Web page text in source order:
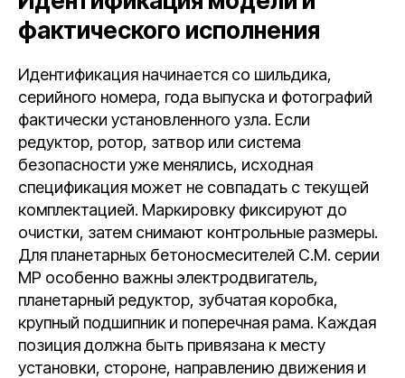
фактического исполнения
Идентификация начинается со шильдика,
серийного номера, года выпуска и фотографий
фактически установленного узла. Если
редуктор, ротор, затвор или система
безопасности уже менялись, исходная
спецификация может не совпадать с текущей
комплектацией. Маркировку фиксируют до
очистки, затем снимают контрольные размеры.
Для планетарных бетоносмесителей C.M. серии
MP особенно важны электродвигатель,
планетарный редуктор, зубчатая коробка,
крупный подшипник и поперечная рама. Каждая
позиция должна быть привязана к месту
установки, стороне, направлению движения и